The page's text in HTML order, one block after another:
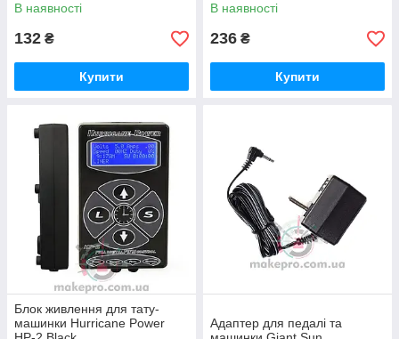
В наявності
132 ₴
Купити
В наявності
236 ₴
Купити
Блок живлення для тату-
машинки Hurricane Power
Адаптер для педалі та